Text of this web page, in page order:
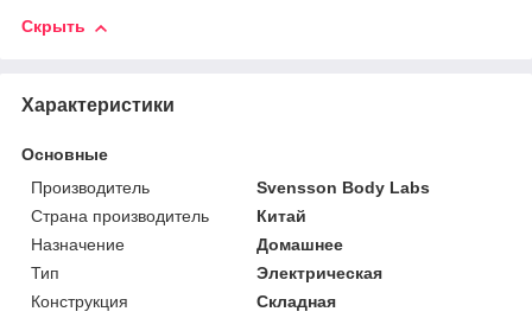
Скрыть
Характеристики
Основные
Производитель
Svensson Body Labs
Страна производитель
Китай
Назначение
Домашнее
Тип
Электрическая
Конструкция
Складная